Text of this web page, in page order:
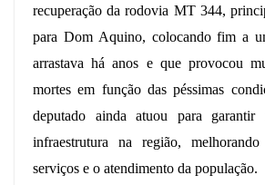
recuperação da rodovia MT 344,
para Dom Aquino, colocando fim a
arrastava há anos e que provocou
mortes em função das péssimas
deputado ainda atuou para garantir
infraestrutura na região,
serviços e o atendimento da população.